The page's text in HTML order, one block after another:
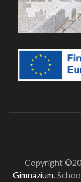
Copyright
Gimnázium.